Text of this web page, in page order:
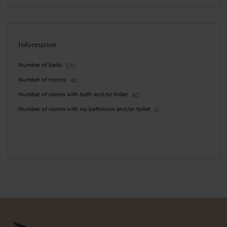
Information
Number of beds 170
Number of rooms 40
Number of rooms with bath and/or toilet 40
Number of rooms with no bathroom and/or toilet 0